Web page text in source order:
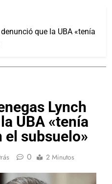
que la UBA «tenía
Lynch
UBA «tenía
subsuelo»
0 2 Minutos